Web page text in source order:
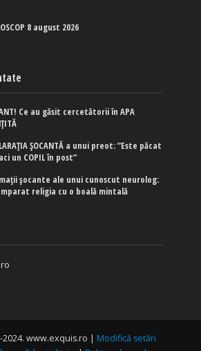
8 august 2026
Ce au găsit cercetătorii în APA
ȘOCANTĂ a unui preot: ”Este păcat
un COPIL în post”
şocante ale unui cunoscut neurolog:
religia cu o boală mintală
www.exquis.ro | Modifică setări